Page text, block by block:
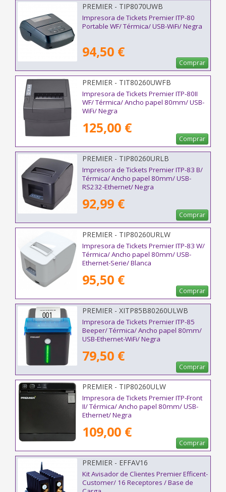
PREMIER - TIP8070UWB
Impresora de Tickets Premier ITP-80
Portable WF/ Térmica/ USB-WiFi/ Negra
94,50 €
Comprar
PREMIER - TIT80260UWFB
Impresora de Tickets Premier ITP-80II
WF/ Térmica/ Ancho papel 80mm/ USB-
WiFi/ Negra
125,00 €
Comprar
PREMIER - TIP80260URLB
Impresora de Tickets Premier ITP-83 B/
Térmica/ Ancho papel 80mm/ USB-
RS232-Ethernet/ Negra
92,99 €
Comprar
PREMIER - TIP80260URLW
Impresora de Tickets Premier ITP-83 W/
Térmica/ Ancho papel 80mm/ USB-
Ethernet-Serie/ Blanca
95,50 €
Comprar
PREMIER - XITP85B80260ULWB
Impresora de Tickets Premier ITP-85
Beeper/ Térmica/ Ancho papel 80mm/
USB-Ethernet-WiFi/ Negra
79,50 €
Comprar
PREMIER - TIP80260ULW
Impresora de Tickets Premier ITP-Front
II/ Térmica/ Ancho papel 80mm/ USB-
Ethernet/ Negra
109,00 €
Comprar
PREMIER - EFFAV16
Kit Avisador de Clientes Premier Efficent-
Customer/ 16 Receptores / Base de